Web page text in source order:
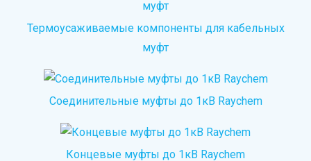
Термоусаживаемые компоненты для кабельных
муфт
Соединительные муфты до 1кВ Raychem
Концевые муфты до 1кВ Raychem